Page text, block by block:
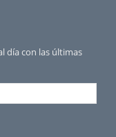
día con las últimas